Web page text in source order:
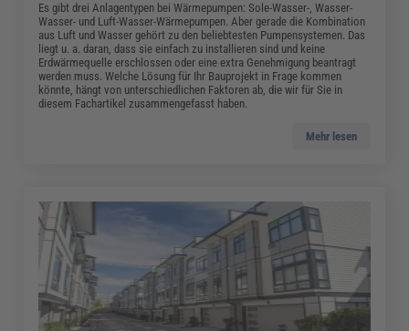
Es gibt drei Anlagentypen bei Wärmepumpen: Sole-Wasser-, Wasser-
Wasser- und Luft-Wasser-Wärmepumpen. Aber gerade die Kombination
aus Luft und Wasser gehört zu den beliebtesten Pumpensystemen. Das
liegt u. a. daran, dass sie einfach zu installieren sind und keine
Erdwärmequelle erschlossen oder eine extra Genehmigung beantragt
werden muss. Welche Lösung für Ihr Bauprojekt in Frage kommen
könnte, hängt von unterschiedlichen Faktoren ab, die wir für Sie in
diesem Fachartikel zusammengefasst haben.
Mehr lesen